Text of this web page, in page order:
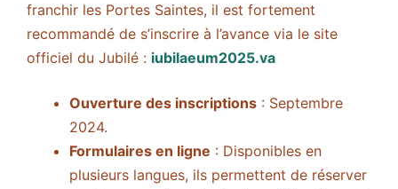
franchir les Portes Saintes, il est fortement
recommandé de s’inscrire à l’avance via le site
officiel du Jubilé : iubilaeum2025.va
Ouverture des inscriptions : Septembre
2024.
Formulaires en ligne : Disponibles en
plusieurs langues, ils permettent de réserver